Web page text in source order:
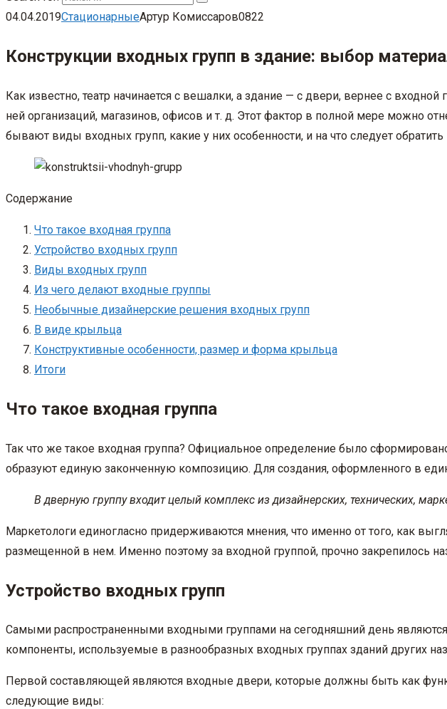
04.04.2019СтационарныеАртур Комиссаров0822
Конструкции входных групп в здание: выбор
Как известно, театр начинается с вешалки, а здание — с двери, вернее с
ней организаций, магазинов, офисов и т. д. Этот фактор в полной мере можно
бывают виды входных групп, какие у них особенности, и на что следует
Содержание
Что такое входная группа
Устройство входных групп
Виды входных групп
Из чего делают входные группы
Необычные дизайнерские решения входных групп
В виде крыльца
Конструктивные особенности, размер и форма крыльца
Итоги
Что такое входная группа
Так что же такое входная группа? Официальное определение было
образуют единую законченную композицию. Для создания, оформленного в
В дверную группу входит целый комплекс из дизайнерских, технических,
Маркетологи единогласно придерживаются мнения, что именно от того, как
размещенной в нем. Именно поэтому за входной группой, прочно закрепилось
Устройство входных групп
Самыми распространенными входными группами на сегодняшний день
компоненты, используемые в разнообразных входных группах зданий других
Первой составляющей являются входные двери, которые должны быть как
следующие виды: